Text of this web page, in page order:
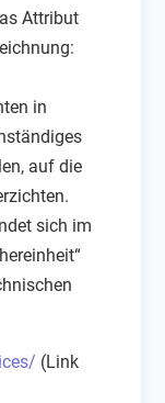
Attribut
in
auf die
sich im
(Link